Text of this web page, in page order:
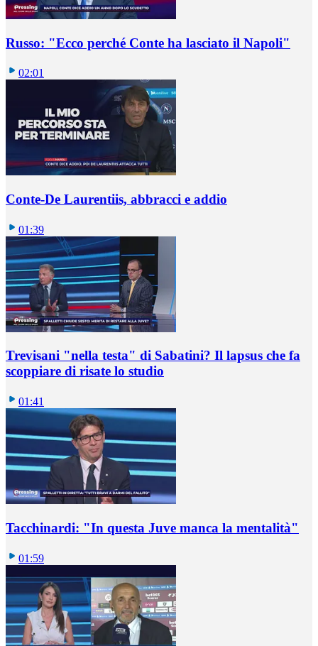
Russo: "Ecco perché Conte ha lasciato il Napoli"
02:01
Conte-De Laurentiis, abbracci e addio
01:39
Trevisani "nella testa" di Sabatini? Il lapsus che fa
scoppiare di risate lo studio
01:41
Tacchinardi: "In questa Juve manca la mentalità"
01:59